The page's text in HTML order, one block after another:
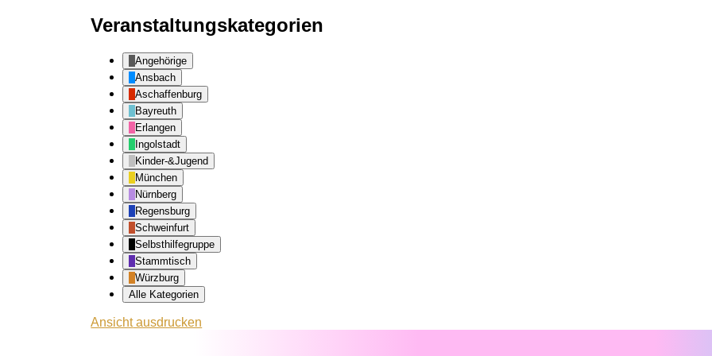
Veranstaltungskategorien
Angehörige
Ansbach
Aschaffenburg
Bayreuth
Erlangen
Ingolstadt
Kinder-&Jugend
München
Nürnberg
Regensburg
Schweinfurt
Selbsthilfegruppe
Stammtisch
Würzburg
Alle Kategorien
Ansichtausdrucken